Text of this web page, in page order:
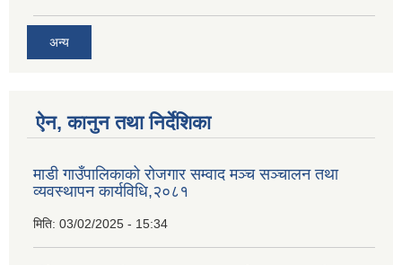
अन्य
ऐन, कानुन तथा निर्देशिका
माडी गाउँपालिकाको रोजगार सम्वाद मञ्च सञ्चालन तथा
व्यवस्थापन कार्यविधि,२०८१
मिति: 03/02/2025 - 15:34